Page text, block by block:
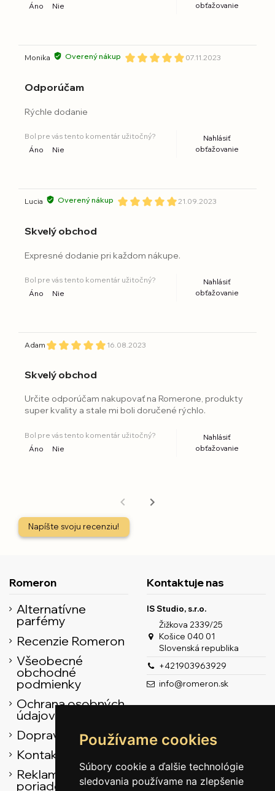
Používame cookies
Súbory cookie a ďalšie technológie
sledovania používame na zlepšenie
Áno
Nie
obťažovanie
Monika Overený nákup 07.11.2023
Odporúčam
Rýchle dodanie
Bol pre vás tento komentár užitočný?
Áno
Nie
Nahlásiť
obťažovanie
Lucia Overený nákup 21.09.2023
Skvelý obchod
Expresné dodanie pri každom nákupe.
Bol pre vás tento komentár užitočný?
Áno
Nie
Nahlásiť
obťažovanie
Adam 16.08.2023
Skvelý obchod
Určite odporúčam nakupovať na Romerone, produkty
super kvality a stale mi boli doručené rýchlo.
Bol pre vás tento komentár užitočný?
Áno
Nie
Nahlásiť
obťažovanie
Napíšte svoju recenziu!
Romeron
Alternatívne
parfémy
Recenzie Romeron
Všeobecné
obchodné
podmienky
Ochrana osobných
údajov
Doprava
Kontaktné údaje
Reklamačný
poriadok
Kontaktuje nas
IS Studio, s.r.o.
Žižkova 2339/25
Košice 040 01
Slovenská republika
+421903963929
info@romeron.sk